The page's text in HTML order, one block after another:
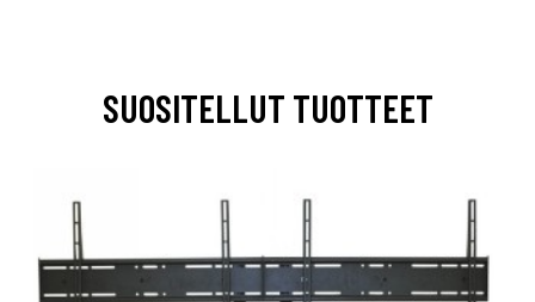
SUOSITELLUT TUOTTEET